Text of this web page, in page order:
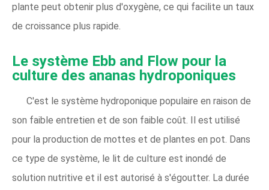
plante peut obtenir plus d'oxygène, ce qui facilite un taux
de croissance plus rapide.
Le système Ebb and Flow pour la
culture des ananas hydroponiques
C'est le système hydroponique populaire en raison de
son faible entretien et de son faible coût. Il est utilisé
pour la production de mottes et de plantes en pot. Dans
ce type de système, le lit de culture est inondé de
solution nutritive et il est autorisé à s'égoutter. La durée